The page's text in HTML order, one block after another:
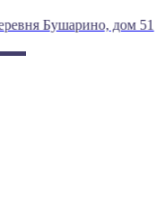
Бушарино, дом 51